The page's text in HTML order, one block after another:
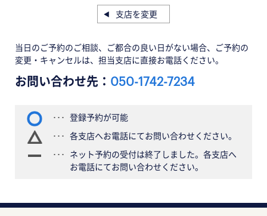
支店を変更
当日のご予約のご相談、ご都合の良い日がない場合、ご予約の
変更・キャンセルは、担当支店に直接お電話ください。
お問い合わせ先： 050-1742-7234
登録予約が可能
各支店へお電話にてお問い合わせください。
ネット予約の受付は終了しました。各支店へ
お電話にてお問い合わせください。